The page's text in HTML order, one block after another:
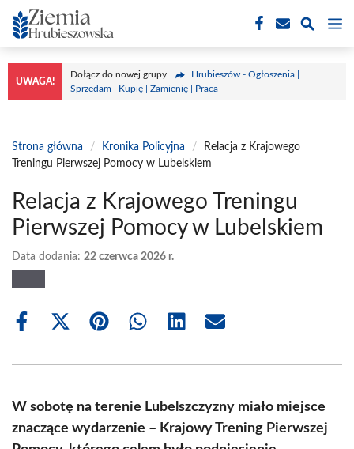
Przejdź
do
treści
UWAGA!
Dołącz do nowej grupy
Hrubieszów - Ogłoszenia |
Sprzedam | Kupię | Zamienię | Praca
Strona główna / Kronika Policyjna /
Relacja z Krajowego
Treningu Pierwszej Pomocy w Lubelskiem
Relacja z Krajowego Treningu
Pierwszej Pomocy w Lubelskiem
Data dodania: 22 czerwca 2026 r.
Share
Share
(Twitter)
Share Share Share Share
W sobotę na terenie Lubelszczyzny miało miejsce
znaczące wydarzenie – Krajowy Trening Pierwszej